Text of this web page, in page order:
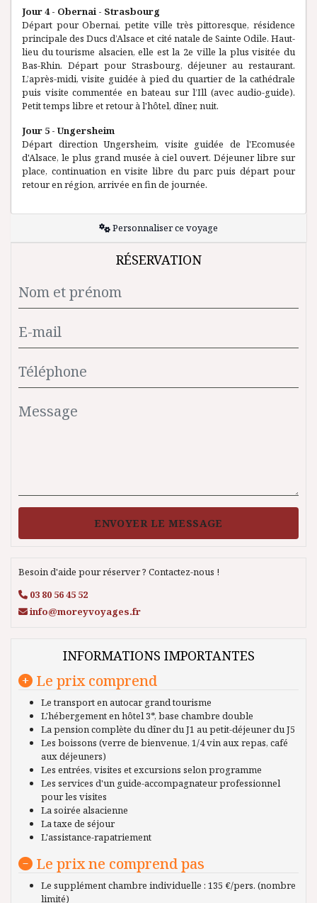
Jour 4 - Obernai - Strasbourg
Départ pour Obernai, petite ville très pittoresque, résidence
principale des Ducs d’Alsace et cité natale de Sainte Odile. Haut-
lieu du tourisme alsacien, elle est la 2e ville la plus visitée du
Bas-Rhin. Départ pour Strasbourg, déjeuner au restaurant.
L’après-midi, visite guidée à pied du quartier de la cathédrale
puis visite commentée en bateau sur l’Ill (avec audio-guide).
Petit temps libre et retour à l'hôtel, dîner, nuit.
Jour 5 - Ungersheim
Départ direction Ungersheim, visite guidée de l'Ecomusée
d'Alsace, le plus grand musée à ciel ouvert. Déjeuner libre sur
place, continuation en visite libre du parc puis départ pour
retour en région, arrivée en fin de journée.
Personnaliser ce voyage
RÉSERVATION
ENVOYER LE MESSAGE
Besoin d'aide pour réserver ? Contactez-nous !
03 80 56 45 52
info@moreyvoyages.fr
INFORMATIONS IMPORTANTES
Le prix comprend
Le transport en autocar grand tourisme
L'hébergement en hôtel 3*, base chambre double
La pension complète du dîner du J1 au petit-déjeuner du J5
Les boissons (verre de bienvenue, 1/4 vin aux repas, café
aux déjeuners)
Les entrées, visites et excursions selon programme
Les services d'un guide-accompagnateur professionnel
pour les visites
La soirée alsacienne
La taxe de séjour
L'assistance-rapatriement
Le prix ne comprend pas
Le supplément chambre individuelle : 135 €/pers. (nombre
limité)